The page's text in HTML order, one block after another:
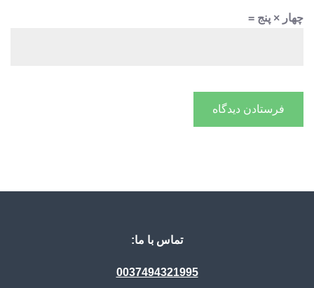
چهار × پنج =
تماس با ما:
0037494321995